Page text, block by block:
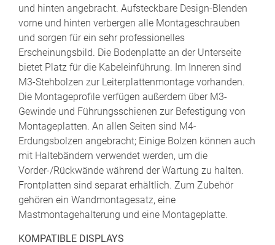
und hinten angebracht. Aufsteckbare Design-Blenden
vorne und hinten verbergen alle Montageschrauben
und sorgen für ein sehr professionelles
Erscheinungsbild. Die Bodenplatte an der Unterseite
bietet Platz für die Kabeleinführung. Im Inneren sind
M3-Stehbolzen zur Leiterplattenmontage vorhanden.
Die Montageprofile verfügen außerdem über M3-
Gewinde und Führungsschienen zur Befestigung von
Montageplatten. An allen Seiten sind M4-
Erdungsbolzen angebracht; Einige Bolzen können auch
mit Haltebändern verwendet werden, um die
Vorder-/Rückwände während der Wartung zu halten.
Frontplatten sind separat erhältlich. Zum Zubehör
gehören ein Wandmontagesatz, eine
Mastmontagehalterung und eine Montageplatte.
KOMPATIBLE DISPLAYS